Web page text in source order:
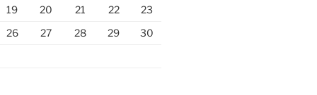
19 20 21 22
23
26 27 28 29
30